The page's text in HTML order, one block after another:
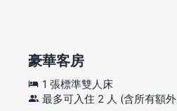
豪華客房
1 張標準雙人床
最多可入住 2 人 (含所有額